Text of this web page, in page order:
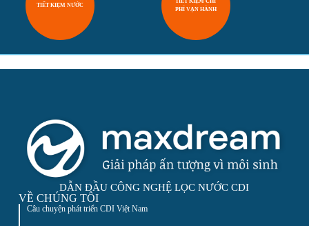
TIẾT KIỆM NƯỚC
PHÍ VẬN HÀNH
DẪN ĐẦU CÔNG NGHỆ LỌC NƯỚC CDI
VỀ CHÚNG TÔI
Câu chuyện phát triển CDI Việt Nam